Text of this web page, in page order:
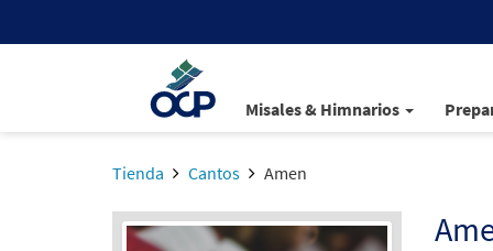
Misales & Himnarios
Tienda Cantos Amen